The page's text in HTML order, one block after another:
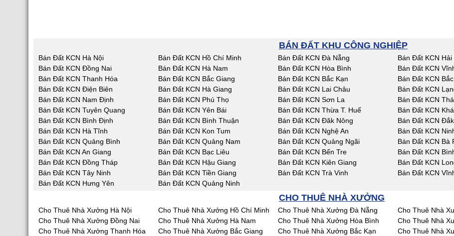
BÁN ĐẤT KHU CÔNG NGHIỆP
Bán Đất KCN Hà Nội Bán Đất KCN Hồ Chí Minh Bán Đất KCN Đà Nẵng Bán Đất KCN Hải
Bán Đất KCN Đồng Nai
Bán Đất KCN Hà Nam Bán Đất KCN Hòa Bình Bán Đất KCN
Bán Đất KCN Thanh Hóa
Bán Đất KCN Bắc Giang Bán Đất KCN Bắc Kạn Bán Đất KCN
Bán Đất KCN Điện Biên
Bán Đất KCN Hà Giang Bán Đất KCN Lai Châu Bán Đất KCN
Bán Đất KCN Nam Định
Bán Đất KCN Phú Thọ Bán Đất KCN Sơn La Bán Đất KCN
Bán Đất KCN Tuyên Quang
Bán Đất KCN Yên Bái Bán Đất KCN Thừa T. Huế Bán Đất KCN
Bán Đất KCN Bình Định
Bán Đất KCN Bình Thuận Bán Đất KCN Đăk Nông Bán Đất KCN
Bán Đất KCN Hà Tĩnh
Bán Đất KCN Kon Tum Bán Đất KCN Nghệ An Bán Đất KCN
Bán Đất KCN Quảng Bình
Bán Đất KCN Quảng Nam Bán Đất KCN Quảng Ngãi Bán Đất KCN Bà
Bán Đất KCN An Giang
Bán Đất KCN Bạc Liêu Bán Đất KCN Bến Tre Bán Đất KCN
Bán Đất KCN Đồng Tháp
Bán Đất KCN Hậu Giang Bán Đất KCN Kiên Giang Bán Đất KCN
Bán Đất KCN Tây Ninh
Bán Đất KCN Tiền Giang Bán Đất KCN Trà Vinh Bán Đất KCN
Bán Đất KCN Hưng Yên
Bán Đất KCN Quảng Ninh
CHO THUÊ NHÀ XƯỞNG
Cho Thuê Nhà Xưởng Hà Nội Cho Thuê Nhà Xưởng Hồ Chí Minh Cho Thuê Nhà Xưởng Đà Nẵng Cho Thuê Nhà
Cho Thuê Nhà Xưởng Đồng Nai
Cho Thuê Nhà Xưởng Hà Nam Cho Thuê Nhà Xưởng Hòa Bình Cho Thuê Nhà
Cho Thuê Nhà Xưởng Thanh Hóa
Cho Thuê Nhà Xưởng Bắc Giang Cho Thuê Nhà Xưởng Bắc Kạn Cho Thuê Nhà